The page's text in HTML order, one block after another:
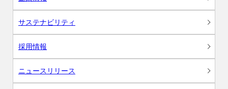
サステナビリティ
採用情報
ニュースリリース